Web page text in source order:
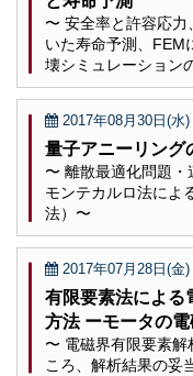
〜 安全率と許容応
いた寿命予測、FEM
壊シミュレーション
2017年08月30日(水)
量子アニーリング
〜 離散最適化問題
モンテカルロ法によ
法）〜
2017年07月28日(金)
有限要素法による
方法 ーモータの
〜 電磁界有限要素
ころ、解析結果の妥